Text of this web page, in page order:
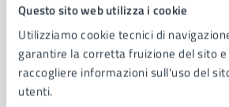
Questo sito web utilizza i cookie
Utilizziamo cookie tecnici di
garantire la corretta fruizione del sito
raccogliere informazioni sull'uso del
utenti.
Comune di Napoli
AMMINISTRAZIONE
Aree amministrative